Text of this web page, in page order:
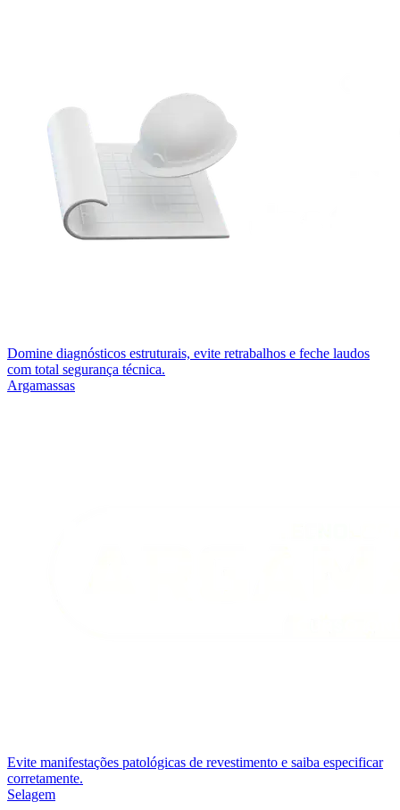
Domine diagnósticos estruturais, evite retrabalhos e feche laudos
com total segurança técnica.
Argamassas
Evite manifestações patológicas de revestimento e saiba especificar
corretamente.
Selagem